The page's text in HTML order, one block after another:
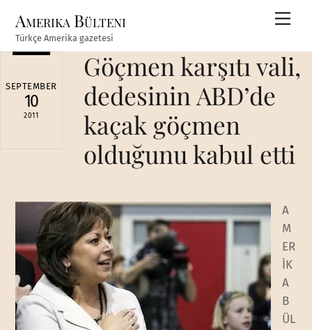
content
Amerika Bülteni
Türkçe Amerika gazetesi
SEPTEMBER
10
2011
Göçmen karşıtı vali,
dedesinin ABD’de
kaçak göçmen
olduğunu kabul etti
A
M
ER
İK
A
B
ÜL